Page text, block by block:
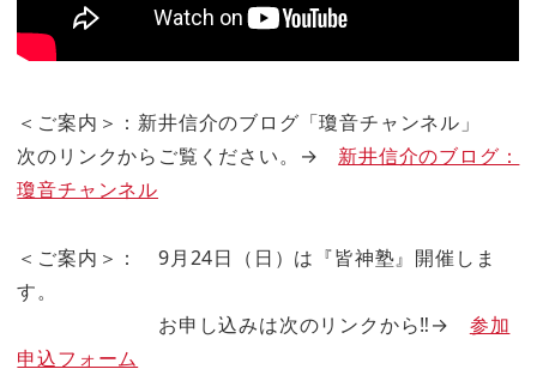
＜ご案内＞：新井信介のブログ「瓊音チャンネル」
次のリンクからご覧ください。→ 新井信介のブログ：
瓊音チャンネル
＜ご案内＞： 9月24日（日）は『皆神塾』開催しま
す。
お申し込みは次のリンクから‼→ 参加
申込フォーム